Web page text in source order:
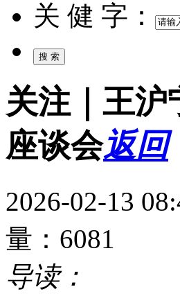
关 健 字：
关注｜王
座谈会返回
2026-02-13
量：6081
导读：